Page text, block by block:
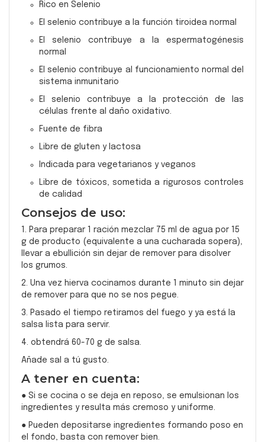
Rico en Selenio
El selenio contribuye a la función tiroidea normal
El selenio contribuye a la espermatogénesis
normal
El selenio contribuye al funcionamiento normal del
sistema inmunitario
El selenio contribuye a la protección de las
células frente al daño oxidativo.
Fuente de fibra
Libre de gluten y lactosa
Indicada para vegetarianos y veganos
Libre de tóxicos, sometida a rigurosos controles
de calidad
Consejos de uso:
1. Para preparar 1 ración mezclar 75 ml de agua por 15
g de producto (equivalente a una cucharada sopera),
llevar a ebullición sin dejar de remover para disolver
los grumos.
2. Una vez hierva cocinamos durante 1 minuto sin dejar
de remover para que no se nos pegue.
3. Pasado el tiempo retiramos del fuego y ya está la
salsa lista para servir.
4. obtendrá 60-70 g de salsa.
Añade sal a tú gusto.
A tener en cuenta:
● Si se cocina o se deja en reposo, se emulsionan los
ingredientes y resulta más cremoso y uniforme.
● Pueden depositarse ingredientes formando poso en
el fondo, basta con remover bien.